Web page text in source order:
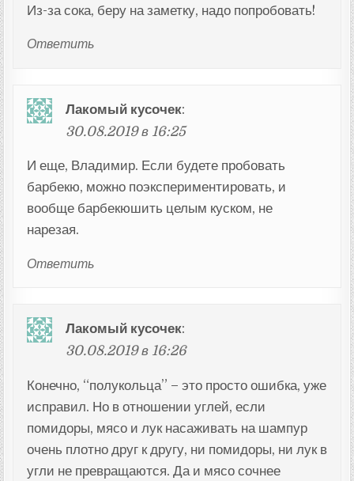
Из-за сока, беру на заметку, надо попробовать!
Ответить
Лакомый кусочек:
30.08.2019 в 16:25
И еще, Владимир. Если будете пробовать
барбекю, можно поэкспериментировать, и
вообще барбекюшить целым куском, не
нарезая.
Ответить
Лакомый кусочек:
30.08.2019 в 16:26
Конечно, “полукольца” – это просто ошибка, уже
исправил. Но в отношении углей, если
помидоры, мясо и лук насаживать на шампур
очень плотно друг к другу, ни помидоры, ни лук в
угли не превращаются. Да и мясо сочнее